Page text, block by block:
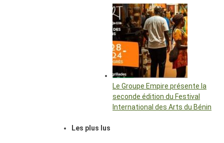
Le Groupe Empire présente la
seconde édition du Festival
International des Arts du Bénin
Les plus lus